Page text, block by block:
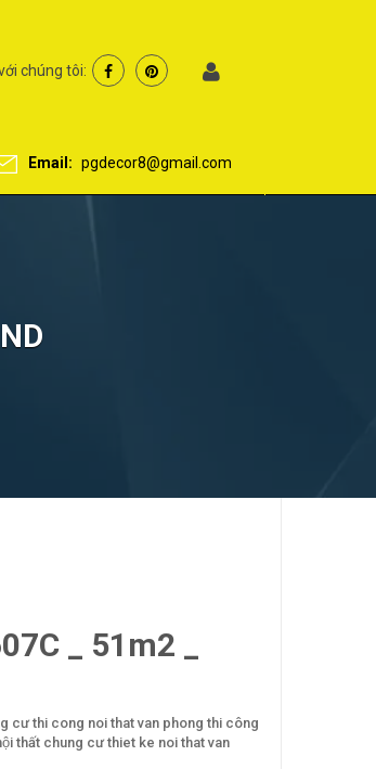
chúng tôi:
Email: pgdecor8@gmail.com
_ 51m2 _
cư thi cong noi that van phong thi công
thất chung cư thiet ke noi that van